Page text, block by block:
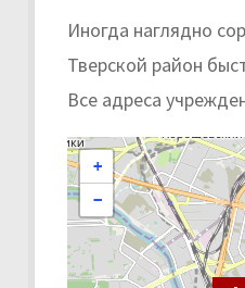
Иногда наглядно
Тверской район
Все адреса
+
−